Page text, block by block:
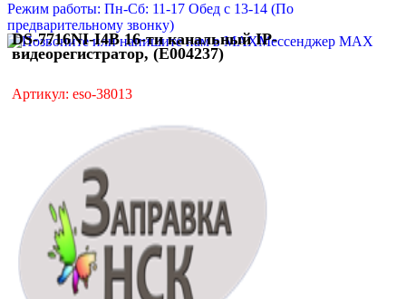
Режим работы: Пн-Сб: 11-17 Обед с 13-14 (По
предварительному звонку)
Мессенджер MAX
DS-7716NI-I4B 16-ти канальный IP-
видеорегистратор, (E004237)
Артикул: eso-38013